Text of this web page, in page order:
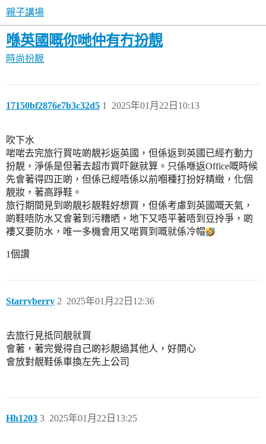
親子講場
喺英國嘅你哋仲有冇扮靚
時尚扮靚
17150bf2876e7b3c32d5 2025年01月22日10:13
1
吹下水
啱啱去完旅行買咗啲靚衫返英國，但係返到英國已經冇動力
扮靚，淨係是但著去超市買吓餸就算。只係喺返Office嘅時候
先會著得四正啲，但係已經唔係以前嗰種打扮好精緻，化個
靚妝，著高踭鞋。
旅行期間見到啲靚衫靚鞋好想買，但係考慮到英國嘅天氣，
啲鞋唔防水又會著到污糟晒，地下又唔平著唔到豆拎爭，啲
褸又要防水，唯一多機會用又啱買到嘅就係冷帽
1個讚
Starryberry 2025年01月22日12:36
2
去旅行見抵同靚就買
會著，著完覺得自己啲衫靚過其他人，好閞心
會放對靚鞋係車換左先上公司
Hh1203 2025年01月22日13:25
3